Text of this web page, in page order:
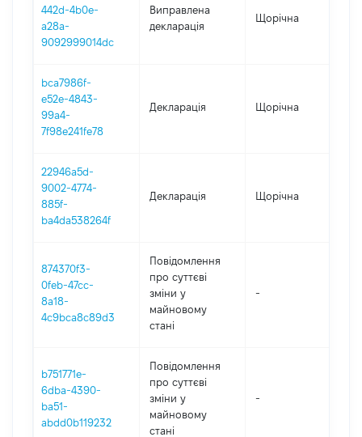
442d-4b0e-
a28a-
9092999014dc
Виправлена
декларація
Щорічна
bca7986f-
e52e-4843-
99a4-
7f98e241fe78
Декларація Щорічна
22946a5d-
9002-4774-
885f-
ba4da538264f
Декларація Щорічна
874370f3-
0feb-47cc-
8a18-
4c9bca8c89d3
Повідомлення
про суттєві
зміни y
майновому
стані
-
b751771e-
6dba-4390-
ba51-
abdd0b119232
Повідомлення
про суттєві
зміни y
майновому
стані
-